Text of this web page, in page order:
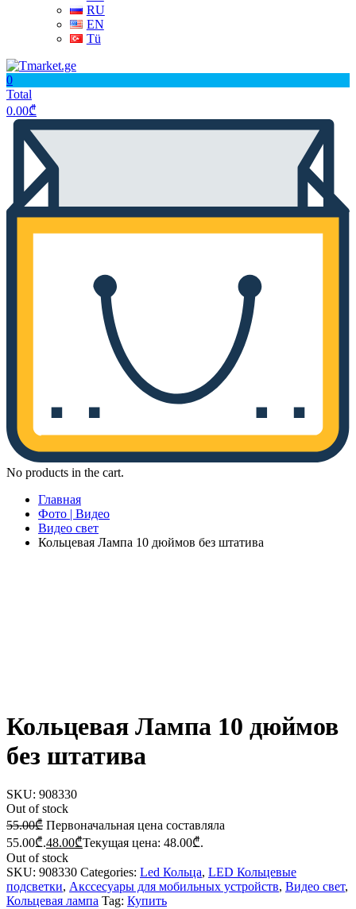
RU
EN
Tü
0
Total
0.00₾
No products in the cart.
Главная
Фото | Видео
Видео свет
Кольцевая Лампа 10 дюймов без штатива
Кольцевая Лампа 10 дюймов
без штатива
SKU: 908330
Out of stock
55.00₾ Первоначальная цена составляла
55.00₾.48.00₾Текущая цена: 48.00₾.
Out of stock
SKU: 908330 Categories: Led Кольца, LED Кольцевые
подсветки, Акссесуары для мобильных устройств, Видео свет,
Кольцевая лампа Tag: Купить